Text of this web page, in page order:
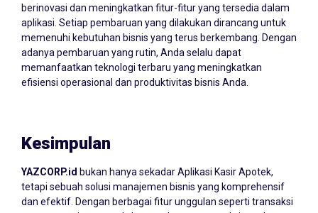
berinovasi dan meningkatkan fitur-fitur yang tersedia dalam
aplikasi. Setiap pembaruan yang dilakukan dirancang untuk
memenuhi kebutuhan bisnis yang terus berkembang. Dengan
adanya pembaruan yang rutin, Anda selalu dapat
memanfaatkan teknologi terbaru yang meningkatkan
efisiensi operasional dan produktivitas bisnis Anda.
Kesimpulan
YAZCORP.id bukan hanya sekadar Aplikasi Kasir Apotek,
tetapi sebuah solusi manajemen bisnis yang komprehensif
dan efektif. Dengan berbagai fitur unggulan seperti transaksi